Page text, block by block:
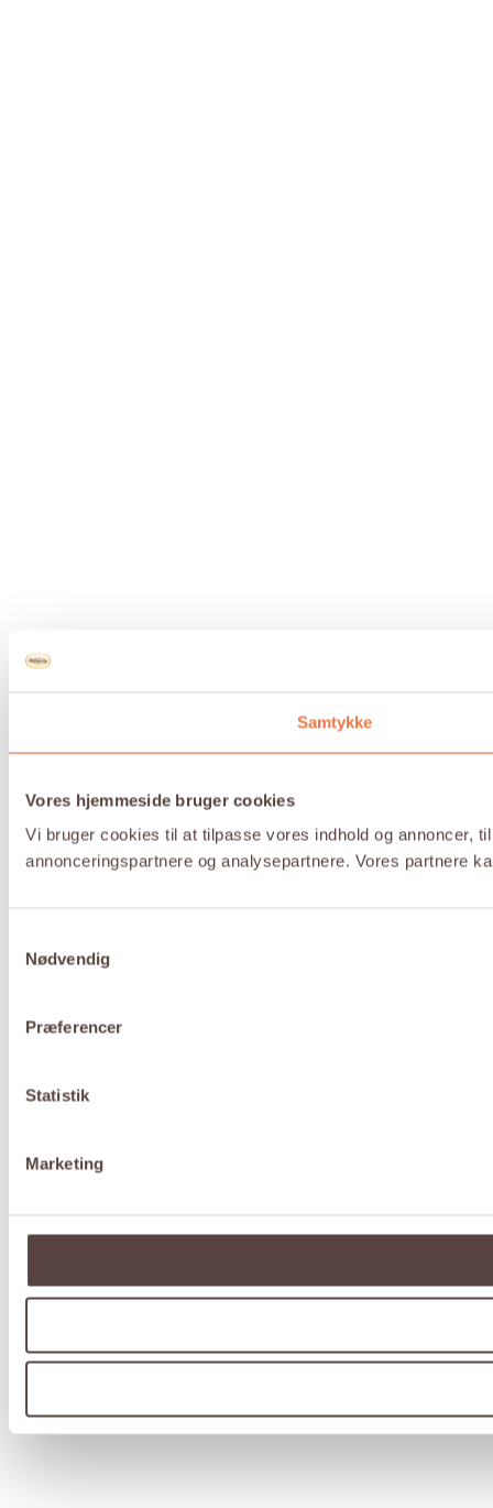
Samtykke
Vores hjemmeside bruger cookies
Vi bruger cookies til at tilpasse vores indhold og annoncer,
annonceringspartnere og analysepartnere. Vores partnere
Nødvendig
Præferencer
Statistik
Marketing